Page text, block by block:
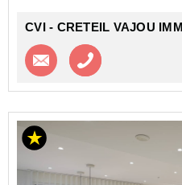
CVI - CRETEIL VAJOU
Contacter l'agence